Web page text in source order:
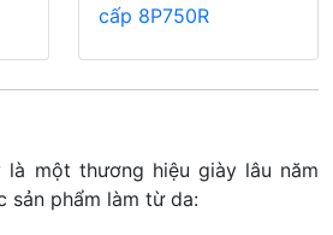
cấp 8P750R
là một thương hiệu giày lâu năm
sản phẩm làm từ da: